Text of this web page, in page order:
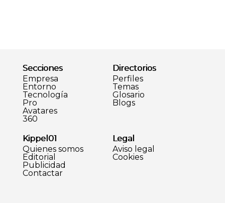
Secciones
Empresa
Entorno
Tecnología
Pro
Avatares
360
Directorios
Perfiles
Temas
Glosario
Blogs
Kippel01
Quienes somos
Editorial
Publicidad
Contactar
Legal
Aviso legal
Cookies